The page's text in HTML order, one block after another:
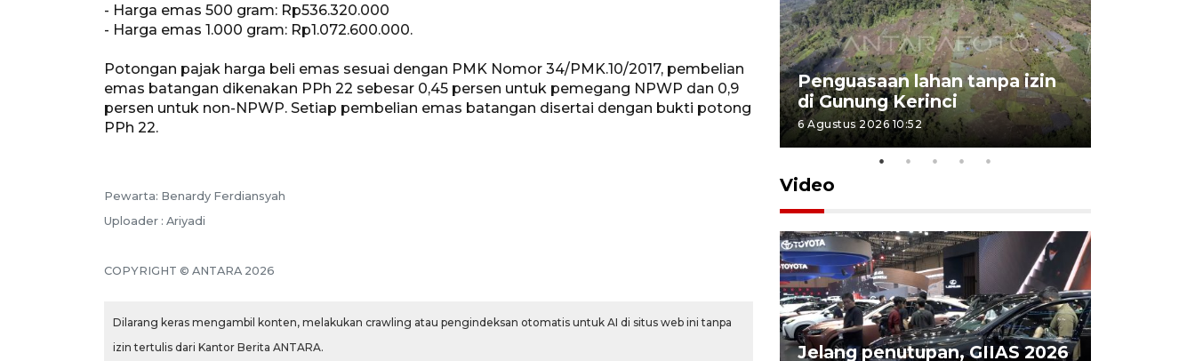
- Harga emas 500 gram: Rp536.320.000
- Harga emas 1.000 gram: Rp1.072.600.000.
Potongan pajak harga beli emas sesuai dengan PMK Nomor 34/PMK.10/2017, pembelian
emas batangan dikenakan PPh 22 sebesar 0,45 persen untuk pemegang NPWP dan 0,9
persen untuk non-NPWP. Setiap pembelian emas batangan disertai dengan bukti potong
PPh 22.
Pewarta: Benardy Ferdiansyah
Uploader : Ariyadi
COPYRIGHT © ANTARA 2026
Dilarang keras mengambil konten, melakukan crawling atau pengindeksan otomatis untuk AI di situs web ini tanpa
izin tertulis dari Kantor Berita ANTARA.
Penyusutan debit air Sungai
Batang Tembesi di Jambi
Penguasaan lahan tanpa izin
di Gunung Kerinci
6 Agustus 2026 10:52
Video
Jelang penutupan, GIIAS 2026